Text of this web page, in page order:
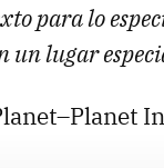
para lo
un lugar